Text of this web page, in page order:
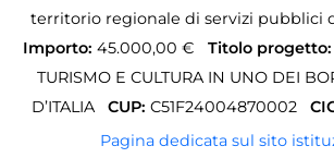
territorio regionale di servizi pubblici
Importo: 45.000,00 € Titolo progetto:
TURISMO E CULTURA IN UNO DEI
D’ITALIA
CUP: C51F24004870002
Pagina dedicata sul sito